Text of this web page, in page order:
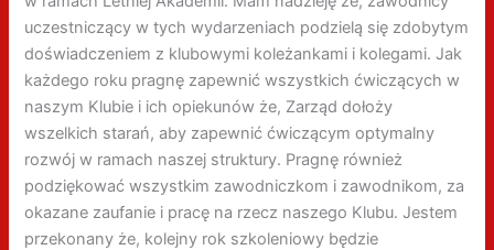
uczestniczący w tych wydarzeniach podzielą się zdobytym
doświadczeniem z klubowymi koleżankami i kolegami. Jak
każdego roku pragnę zapewnić wszystkich ćwiczących w
naszym Klubie i ich opiekunów że, Zarząd dołoży
wszelkich starań, aby zapewnić ćwiczącym optymalny
rozwój w ramach naszej struktury. Pragnę również
podziękować wszystkim zawodniczkom i zawodnikom, za
okazane zaufanie i pracę na rzecz naszego Klubu. Jestem
przekonany że, kolejny rok szkoleniowy będzie